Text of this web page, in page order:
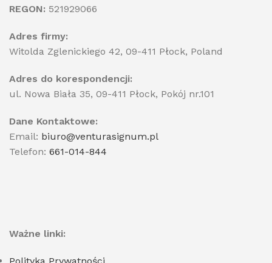
REGON: 521929066
Adres firmy:
Witolda Zglenickiego 42, 09-411 Płock, Poland
Adres do korespondencji:
ul. Nowa Biała 35, 09-411 Płock, Pokój nr.101
Dane Kontaktowe:
Email: biuro@venturasignum.pl
Telefon: 661-014-844
Ważne linki: